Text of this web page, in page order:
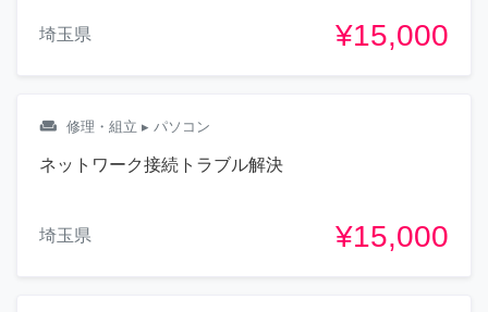
埼玉県 ¥15,000
weekend 修理・組立 ▸ パソコン
ネットワーク接続トラブル解決
埼玉県 ¥15,000